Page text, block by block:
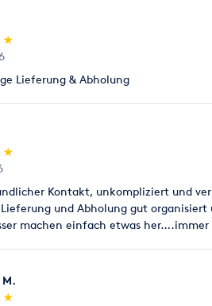
★
★
Lieferung & Abholung
★
★
Kontakt, unkompliziert und
und Abholung gut
machen einfach etwas her….immer
★
★